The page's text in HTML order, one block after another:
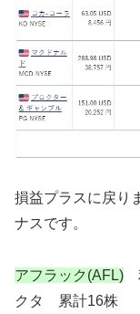
損益プラスに戻り
ナスです。
アフラック(AFL)
クタ 累計16株